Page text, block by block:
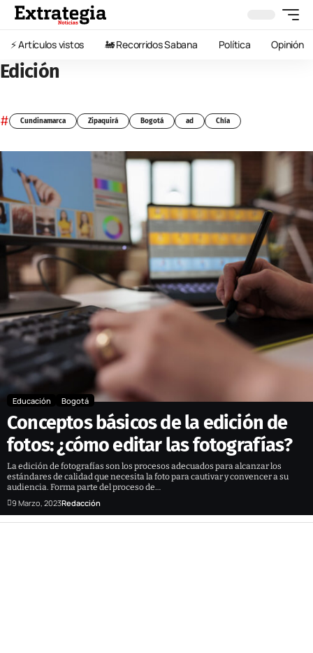
⚡️ Artículos vistos 🚂 Recorridos Sabana Política Opinión
Edición
# Cundinamarca Zipaquirá Bogotá ad Chía
Educación Bogotá
Conceptos básicos de la edición de
fotos: ¿cómo editar las fotografías?
La edición de fotografías son los procesos adecuados para alcanzar los
estándares de calidad que necesita la foto para cautivar y convencer a su
audiencia. Forma parte del proceso de…
9 Marzo, 2023Redacción